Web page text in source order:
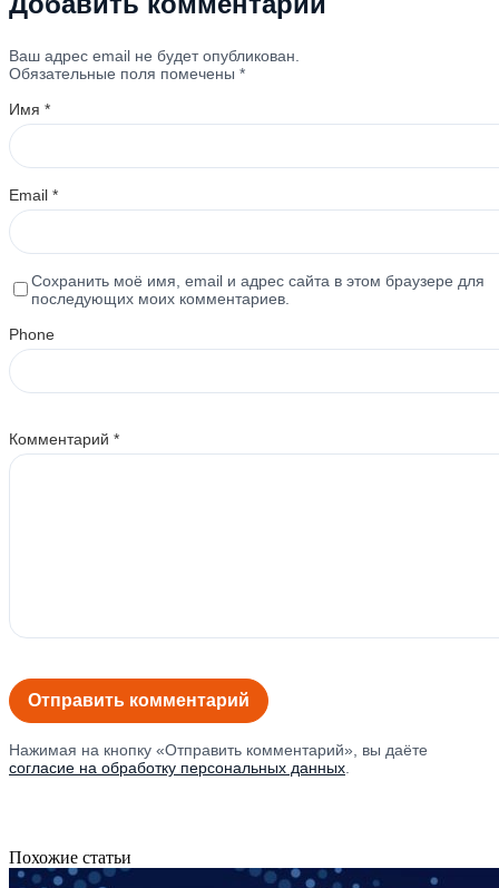
Ваш адрес email не будет опубликован.
Обязательные поля помечены *
Имя *
Email *
Сохранить моё имя, email и адрес сайта в этом браузере для
последующих моих комментариев.
Phone
Комментарий *
Нажимая на кнопку «Отправить комментарий», вы даёте
согласие на обработку персональных данных
Похожие статьи